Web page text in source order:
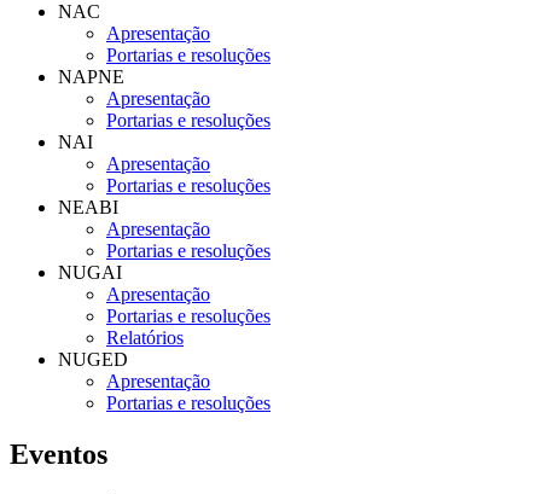
NAC
Apresentação
Portarias e resoluções
NAPNE
Apresentação
Portarias e resoluções
NAI
Apresentação
Portarias e resoluções
NEABI
Apresentação
Portarias e resoluções
NUGAI
Apresentação
Portarias e resoluções
Relatórios
NUGED
Apresentação
Portarias e resoluções
Eventos